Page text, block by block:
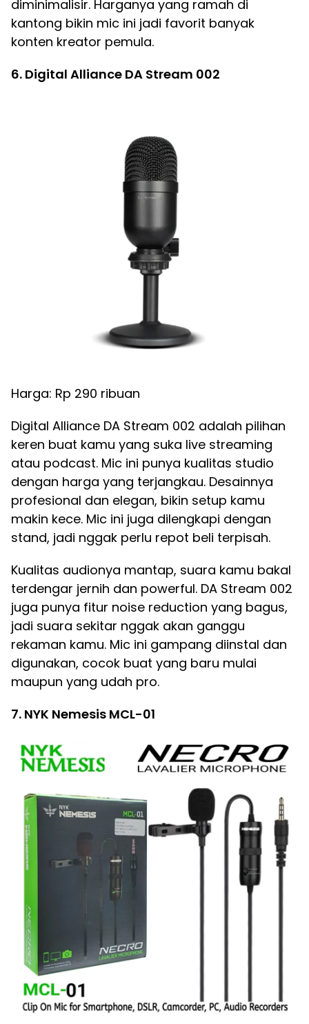
diminimalisir. Harganya yang ramah di
kantong bikin mic ini jadi favorit banyak
konten kreator pemula.
6. Digital Alliance DA Stream 002
Harga: Rp 290 ribuan
Digital Alliance DA Stream 002 adalah pilihan
keren buat kamu yang suka live streaming
atau podcast. Mic ini punya kualitas studio
dengan harga yang terjangkau. Desainnya
profesional dan elegan, bikin setup kamu
makin kece. Mic ini juga dilengkapi dengan
stand, jadi nggak perlu repot beli terpisah.
Kualitas audionya mantap, suara kamu bakal
terdengar jernih dan powerful. DA Stream 002
juga punya fitur noise reduction yang bagus,
jadi suara sekitar nggak akan ganggu
rekaman kamu. Mic ini gampang diinstal dan
digunakan, cocok buat yang baru mulai
maupun yang udah pro.
7. NYK Nemesis MCL-01